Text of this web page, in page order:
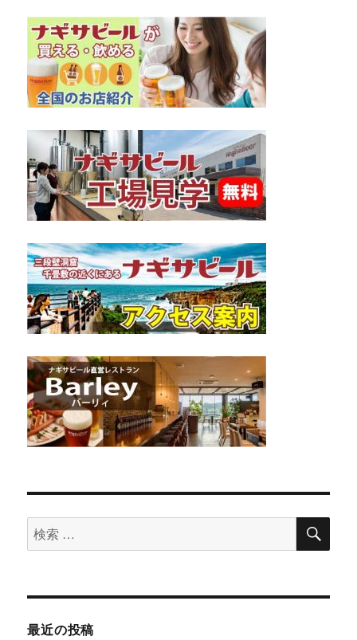
検
索
象:
検
最近の投稿